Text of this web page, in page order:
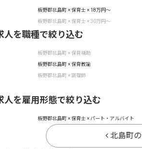
板野郡北島町 × 保育士 × 18万円〜
板野郡北島町 × 保育士 × 30万円〜
人を職種で絞り込む
板野郡北島町 × 保育補助
板野郡北島町 × 保育教諭
板野郡北島町 × 調理師
人を雇用形態で絞り込む
板野郡北島町 × 保育士 × パート・アルバイト
北島町